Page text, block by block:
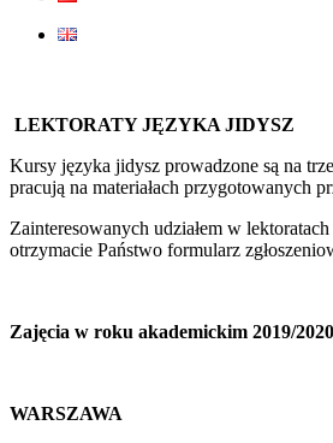
LEKTORATY JĘZYKA JIDYSZ
Kursy języka jidysz prowadzone są na
pracują na materiałach przygotowanych
Zainteresowanych udziałem w
otrzymacie Państwo formularz
Zajęcia w roku akademickim 2019/
WARSZAWA